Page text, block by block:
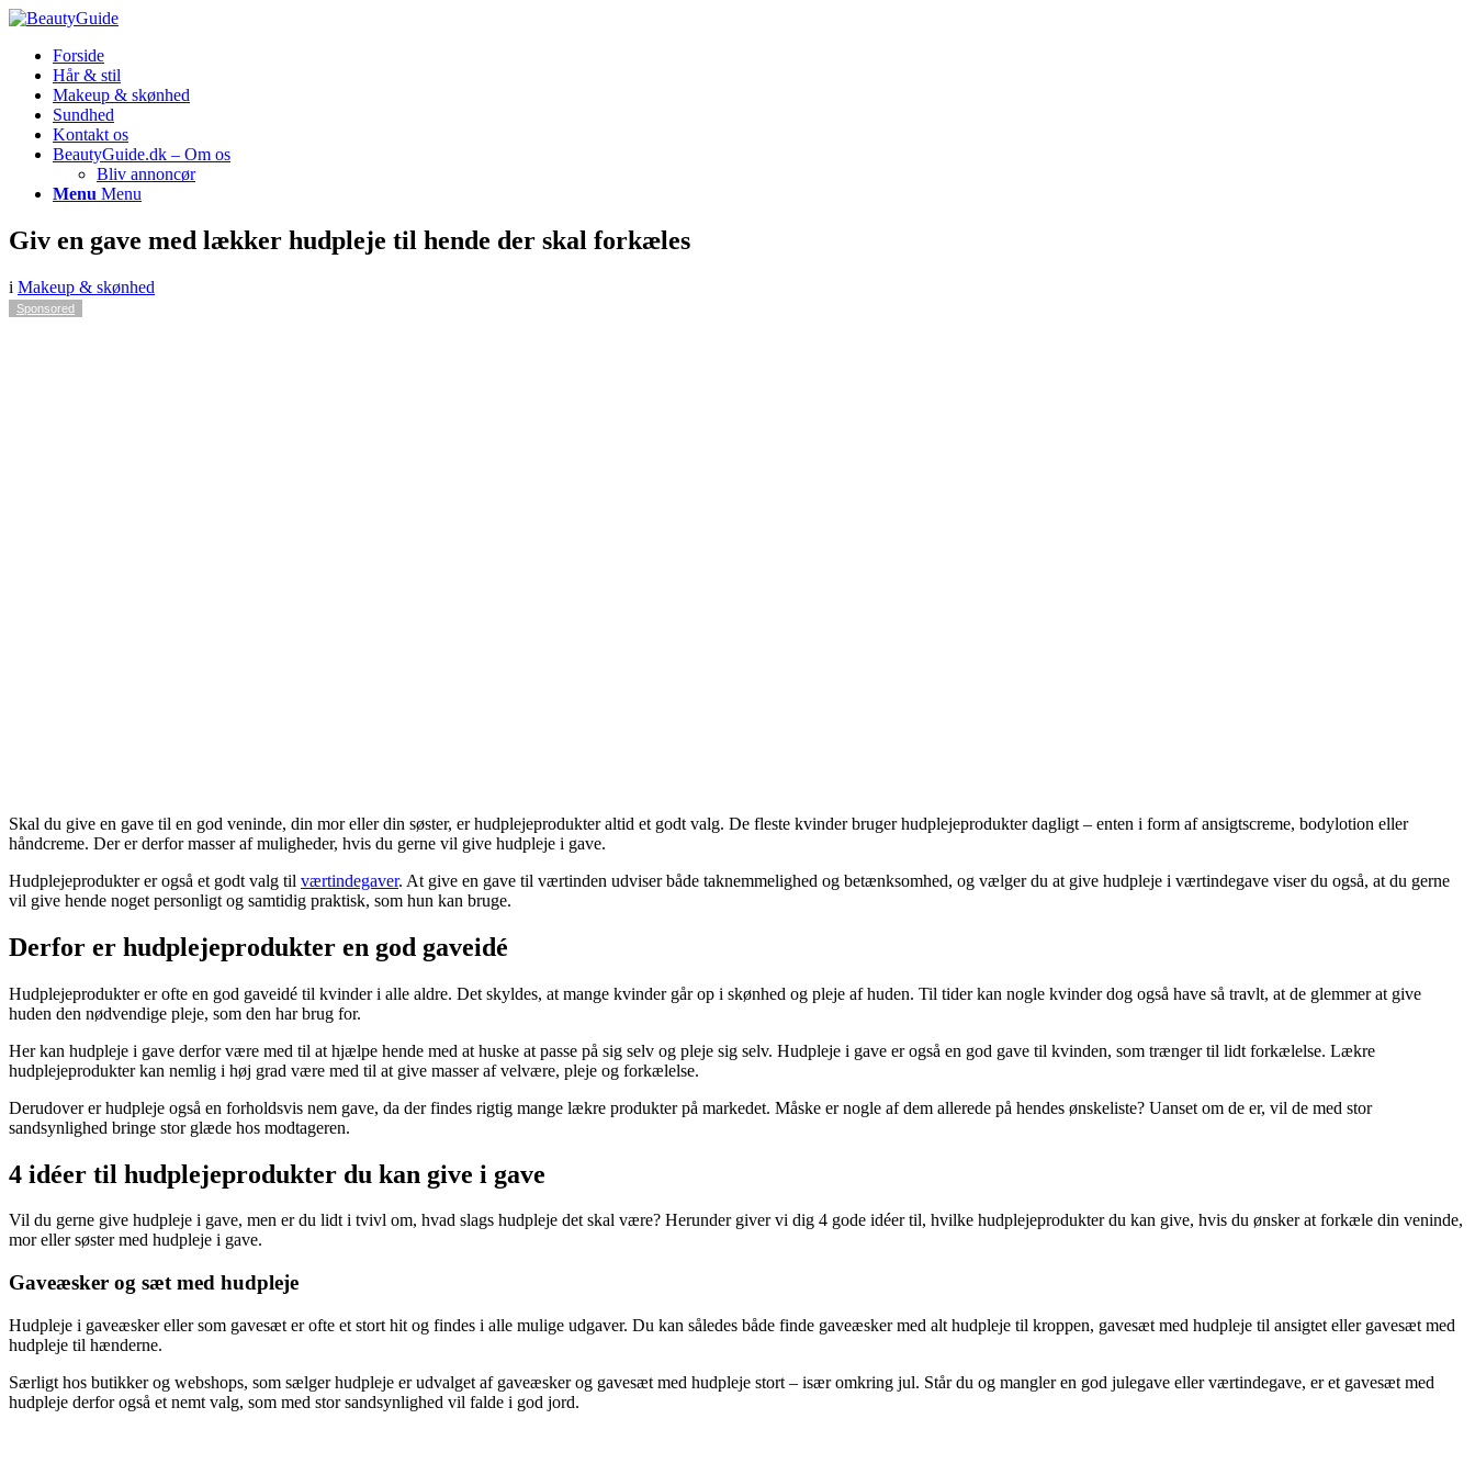
Forside
Hår & stil
Makeup & skønhed
Sundhed
Kontakt os
BeautyGuide.dk – Om os
Bliv annoncør
Menu Menu
Giv en gave med lækker hudpleje til hende der skal forkæles
i Makeup & skønhed
Sponsored
Skal du give en gave til en god veninde, din mor eller din søster, er hudplejeprodukter altid et godt valg. De fleste kvinder bruger hudplejeprodukter dagligt – enten i form af ansigtscreme, bodylotion eller
håndcreme. Der er derfor masser af muligheder, hvis du gerne vil give hudpleje i gave.
Hudplejeprodukter er også et godt valg til værtindegaver. At give en gave til værtinden udviser både taknemmelighed og betænksomhed, og vælger du at give hudpleje i værtindegave viser du også, at du gerne
vil give hende noget personligt og samtidig praktisk, som hun kan bruge.
Derfor er hudplejeprodukter en god gaveidé
Hudplejeprodukter er ofte en god gaveidé til kvinder i alle aldre. Det skyldes, at mange kvinder går op i skønhed og pleje af huden. Til tider kan nogle kvinder dog også have så travlt, at de glemmer at give
huden den nødvendige pleje, som den har brug for.
Her kan hudpleje i gave derfor være med til at hjælpe hende med at huske at passe på sig selv og pleje sig selv. Hudpleje i gave er også en god gave til kvinden, som trænger til lidt forkælelse. Lækre
hudplejeprodukter kan nemlig i høj grad være med til at give masser af velvære, pleje og forkælelse.
Derudover er hudpleje også en forholdsvis nem gave, da der findes rigtig mange lækre produkter på markedet. Måske er nogle af dem allerede på hendes ønskeliste? Uanset om de er, vil de med stor
sandsynlighed bringe stor glæde hos modtageren.
4 idéer til hudplejeprodukter du kan give i gave
Vil du gerne give hudpleje i gave, men er du lidt i tvivl om, hvad slags hudpleje det skal være? Herunder giver vi dig 4 gode idéer til, hvilke hudplejeprodukter du kan give, hvis du ønsker at forkæle din veninde,
mor eller søster med hudpleje i gave.
Gaveæsker og sæt med hudpleje
Hudpleje i gaveæsker eller som gavesæt er ofte et stort hit og findes i alle mulige udgaver. Du kan således både finde gaveæsker med alt hudpleje til kroppen, gavesæt med hudpleje til ansigtet eller gavesæt med
hudpleje til hænderne.
Særligt hos butikker og webshops, som sælger hudpleje er udvalget af gaveæsker og gavesæt med hudpleje stort – især omkring jul. Står du og mangler en god julegave eller værtindegave, er et gavesæt med
hudpleje derfor også et nemt valg, som med stor sandsynlighed vil falde i god jord.